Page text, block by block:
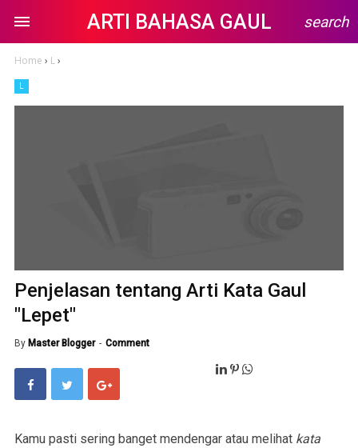
ARTI BAHASA GAUL search
Home › L›
Penjelasan tentang Arti Kata Gaul
"Lepet"
By Master Blogger Comment
Kamu pasti sering banget mendengar atau melihat kata